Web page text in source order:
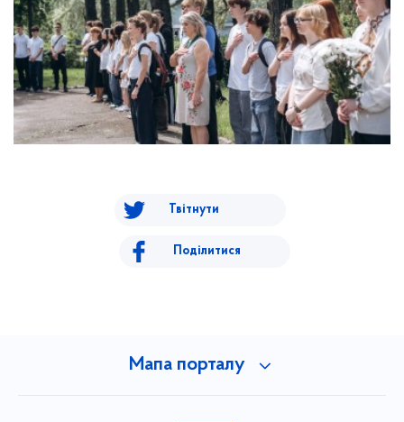
Твітнути
Поділитися
Мапа порталу